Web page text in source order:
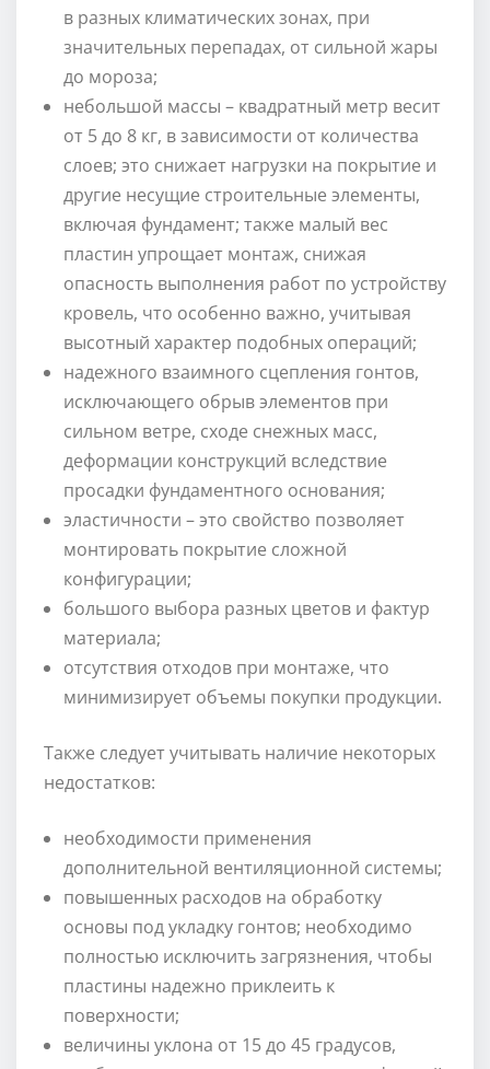
в разных климатических зонах, при
значительных перепадах, от сильной жары
до мороза;
небольшой массы – квадратный метр весит
от 5 до 8 кг, в зависимости от количества
слоев; это снижает нагрузки на покрытие и
другие несущие строительные элементы,
включая фундамент; также малый вес
пластин упрощает монтаж, снижая
опасность выполнения работ по устройству
кровель, что особенно важно, учитывая
высотный характер подобных операций;
надежного взаимного сцепления гонтов,
исключающего обрыв элементов при
сильном ветре, сходе снежных масс,
деформации конструкций вследствие
просадки фундаментного основания;
эластичности – это свойство позволяет
монтировать покрытие сложной
конфигурации;
большого выбора разных цветов и фактур
материала;
отсутствия отходов при монтаже, что
минимизирует объемы покупки продукции.
Также следует учитывать наличие некоторых
недостатков:
необходимости применения
дополнительной вентиляционной системы;
повышенных расходов на обработку
основы под укладку гонтов; необходимо
полностью исключить загрязнения, чтобы
пластины надежно приклеить к
поверхности;
величины уклона от 15 до 45 градусов,